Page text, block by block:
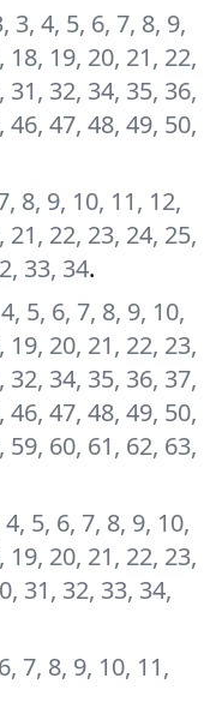
3, 4, 5, 6, 7, 8, 9,
18, 19, 20, 21, 22,
31, 32, 34, 35, 36,
46, 47, 48, 49, 50,
8, 9, 10, 11, 12,
21, 22, 23, 24, 25,
33, 34.
5, 6, 7, 8, 9, 10,
19, 20, 21, 22, 23,
32, 34, 35, 36, 37,
46, 47, 48, 49, 50,
59, 60, 61, 62, 63,
4, 5, 6, 7, 8, 9, 10,
19, 20, 21, 22, 23,
31, 32, 33, 34,
7, 8, 9, 10, 11,